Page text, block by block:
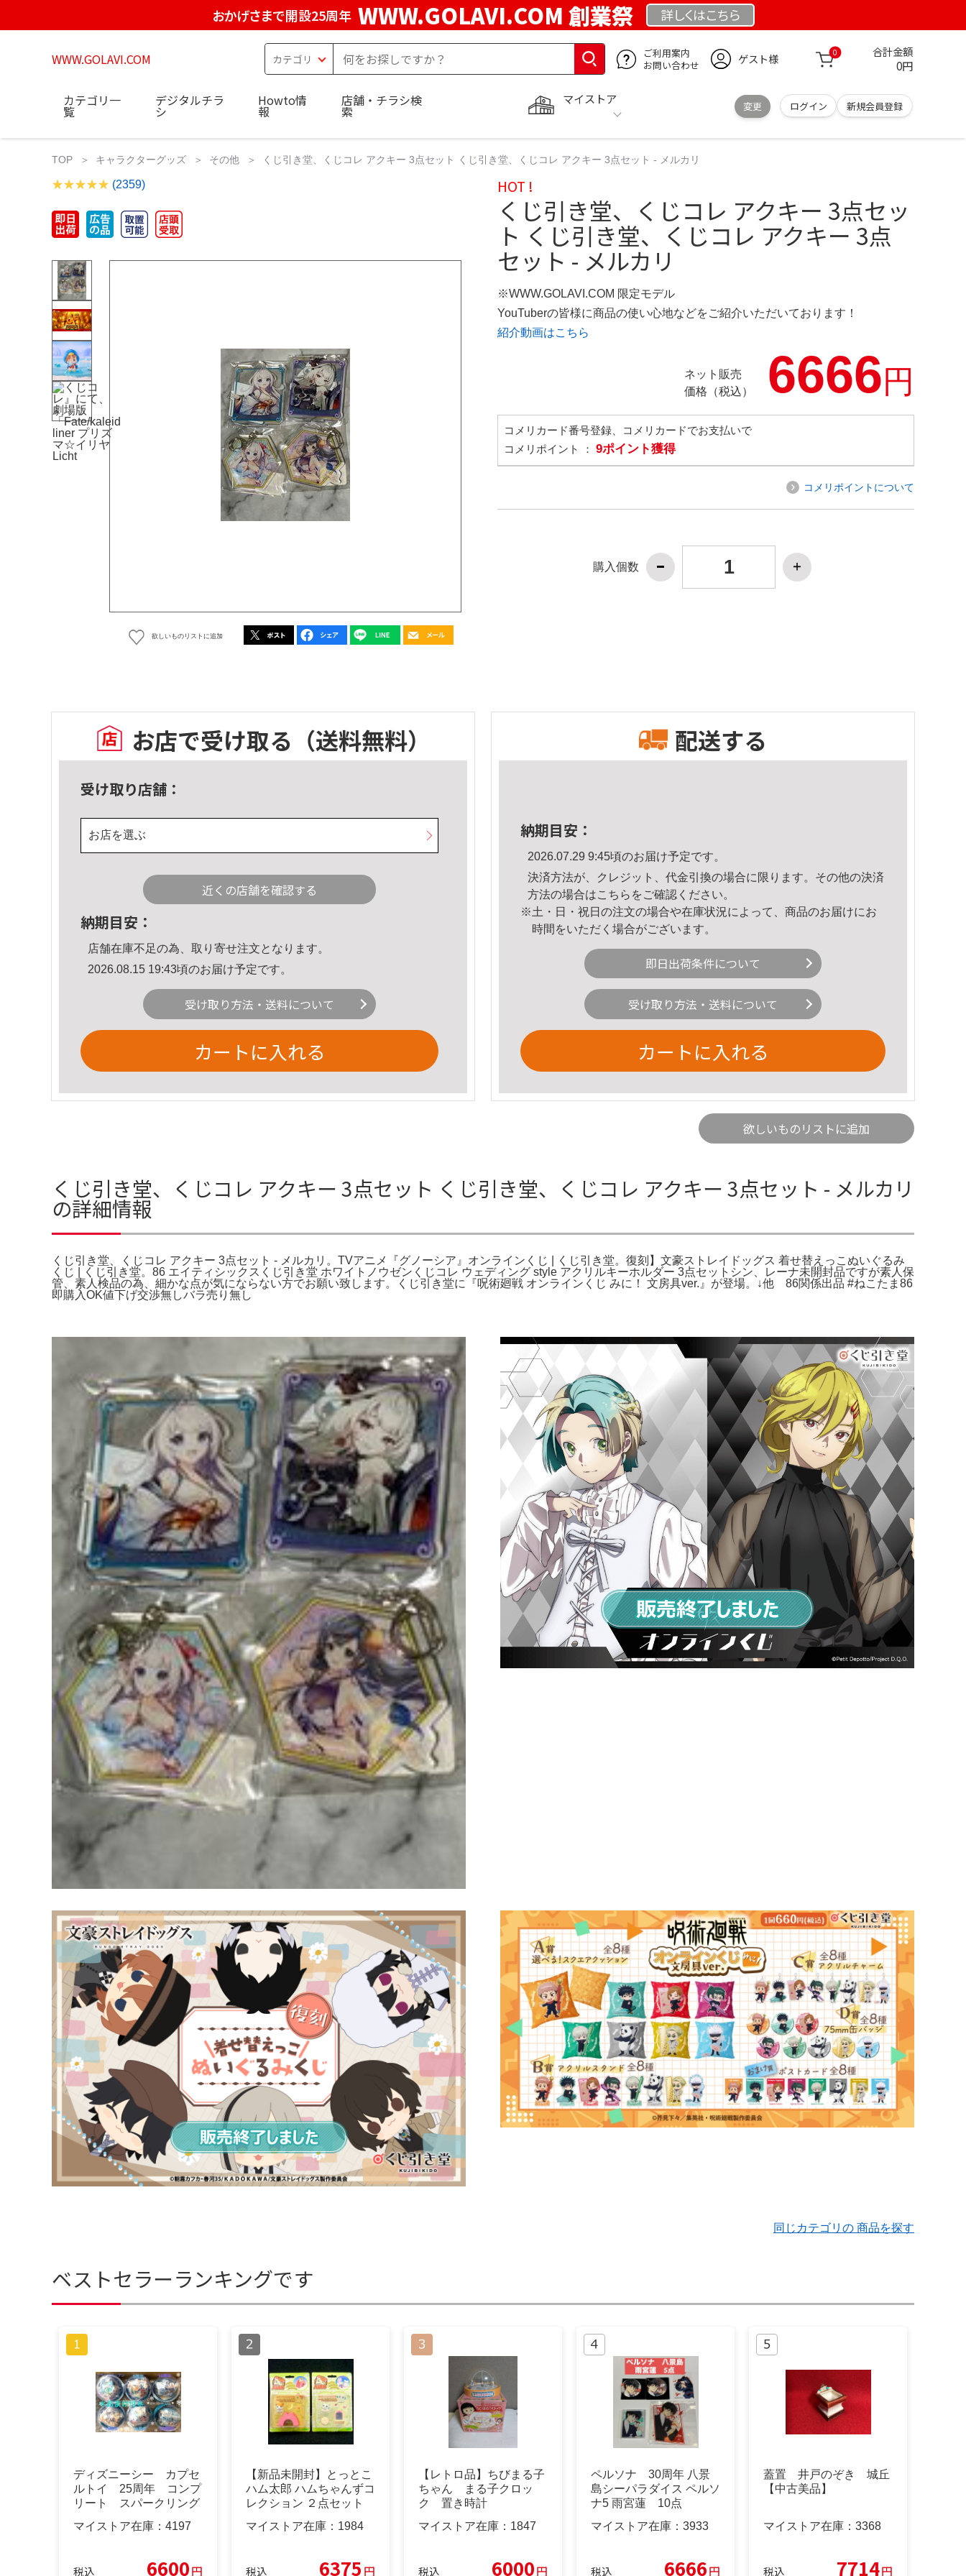
おかげさまで開設25周年 WWW.GOLAVI.COM 創業祭 詳しくはこちら
WWW.GOLAVI.COM
ご利用案内
お問い合わせ
ゲスト様 0 合計金額
0円
マイストア
変更 ログイン 新規会員登録
カテゴリ一
覧
デジタルチラ
シ
Howto情
報
店舗・チラシ検
索
TOP キャラクターグッズ その他 くじ引き堂、くじコレ アクキー 3点セット くじ引き堂、くじコレ アクキー 3点セット - メルカリ
(2359)
欲しいものリストに追加
HOT !
くじ引き堂、くじコレ アクキー 3点セッ
ト くじ引き堂、くじコレ アクキー 3点
セット - メルカリ
※WWW.GOLAVI.COM 限定モデル
YouTuberの皆様に商品の使い心地などをご紹介いただいております！
紹介動画はこちら
ネット販売
価格（税込）
6666円
コメリカード番号登録、コメリカードでお支払いで
コメリポイント ： 9ポイント獲得
コメリポイントについて
購入個数
お店で受け取る （送料無料）
受け取り店舗：
お店を選ぶ
近くの店舗を確認する
納期目安：
店舗在庫不足の為、取り寄せ注文となります。
2026.08.15 19:43頃のお届け予定です。
受け取り方法・送料について
カートに入れる
配送する
納期目安：
2026.07.29 9:45頃のお届け予定です。
決済方法が、クレジット、代金引換の場合に限ります。その他の決済
方法の場合はこちら をご確認ください。
※土・日・祝日の注文の場合や在庫状況によって、商品のお届けにお
時間をいただく場合がございます。
即日出荷条件について
受け取り方法・送料について
カートに入れる
欲しいものリストに追加
くじ引き堂、くじコレ アクキー 3点セット くじ引き堂、くじコレ アクキー 3点セット - メルカリ
の詳細情報
くじ引き堂、くじコレ アクキー 3点セット - メルカリ。TVアニメ『グノーシア』オンラインくじ | くじ引き堂。復刻】文豪ストレイドッグス 着せ替えっこぬいぐるみ
くじ | くじ引き堂。86 エイティシックスくじ引き堂 ホワイトノウゼンくじコレ ウェディング style アクリルキーホルダー 3点セットシン、レーナ未開封品ですが素人保
管、素人検品の為、細かな点が気にならない方でお願い致します。くじ引き堂に『呪術廻戦 オンラインくじ みに！ 文房具ver.』が登場。↓他 86関係出品 #ねこたま86
即購入OK値下げ交渉無しバラ売り無し
同じカテゴリの 商品を探す
ベストセラーランキングです
ディズニーシー カプセ
ルトイ 25周年 コンプ
リート スパークリング
マイストア在庫： 4197
税込 6600円
【新品未開封】とっとこ
ハム太郎 ハムちゃんずコ
レクション ２点セット
マイストア在庫： 1984
税込 6375 円
【レトロ品】ちびまる子
ちゃん まる子クロッ
ク 置き時計
マイストア在庫： 1847
税込 6000円
ペルソナ 30周年 八景
島シーパラダイス ペルソ
ナ5 雨宮蓮 10点
マイストア在庫： 3933
税込 6666円
蓋置 井戸のぞき 城丘
【中古美品】
マイストア在庫： 3368
税込 7714円